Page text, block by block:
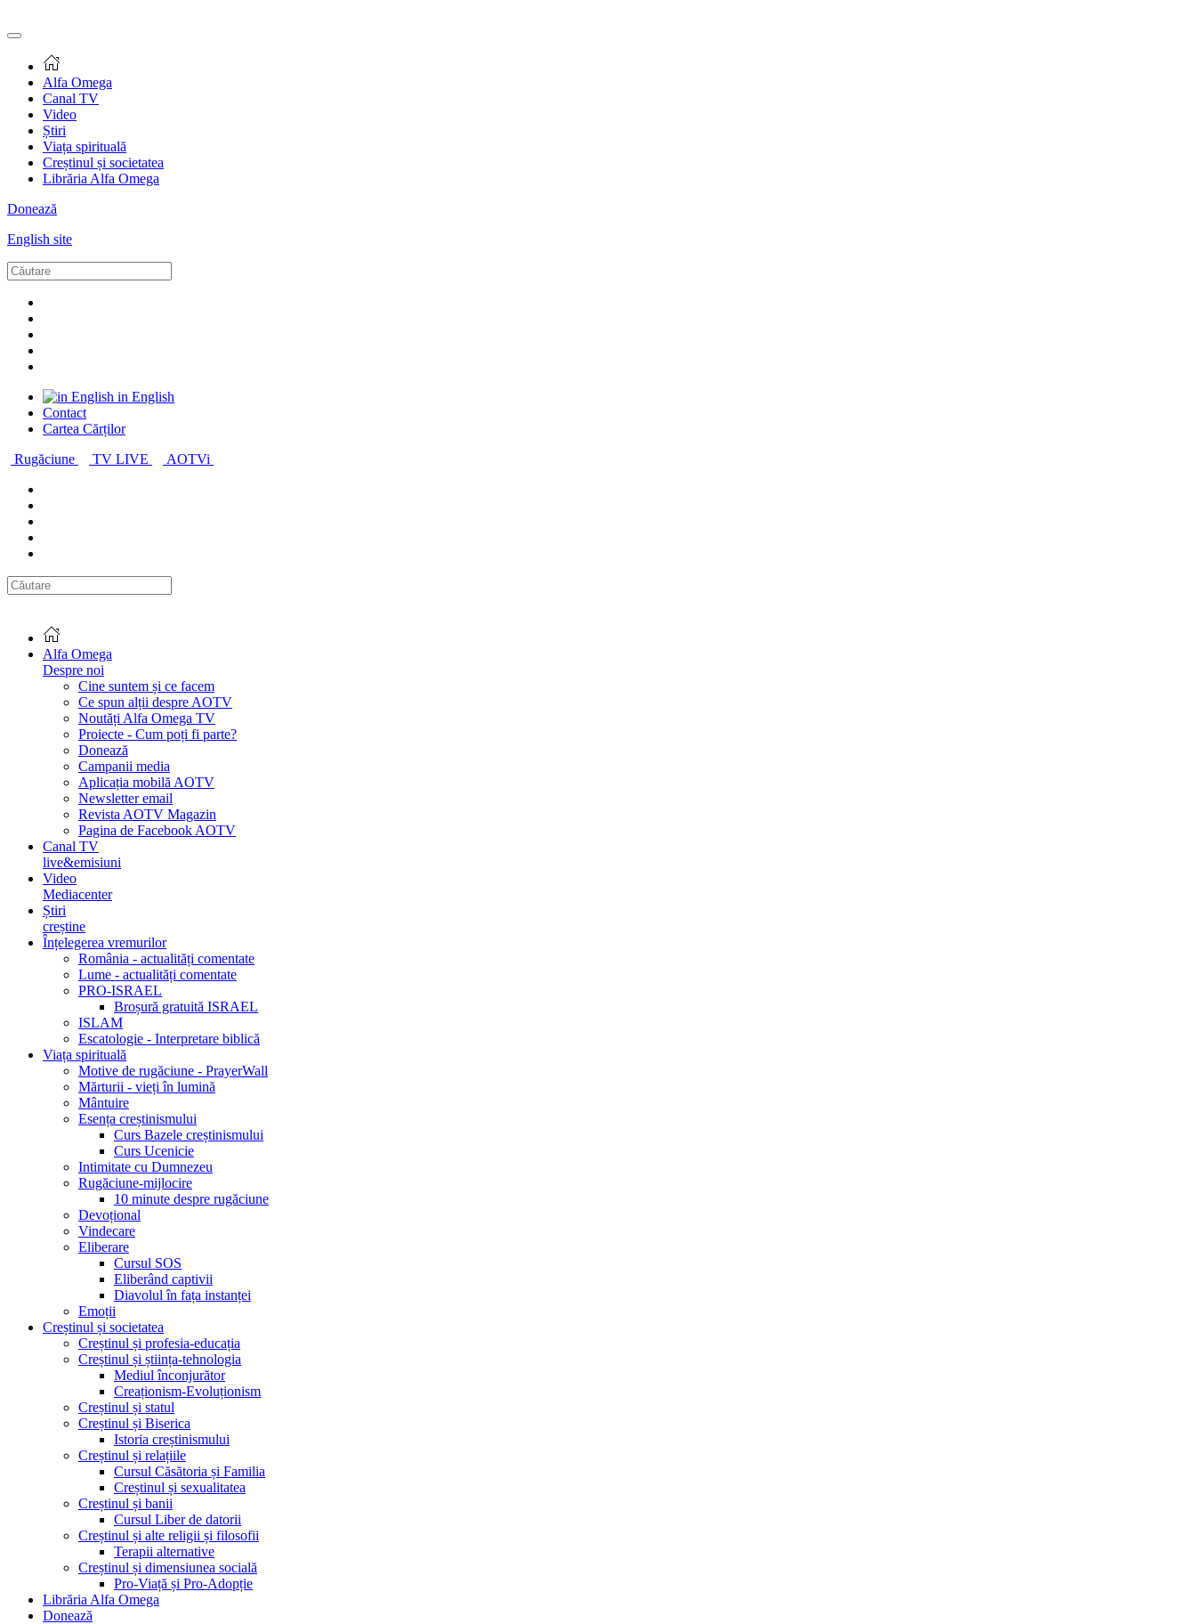
Alfa Omega
Canal TV
Video
Știri
Viața spirituală
Creștinul și societatea
Librăria Alfa Omega
Donează
English site
in English
Contact
Cartea Cărților
Rugăciune
TV LIVE AOTVi
Alfa Omega
Despre noi
Cine suntem și ce facem
Ce spun alții despre AOTV
Noutăți Alfa Omega TV
Proiecte - Cum poți fi parte?
Donează
Campanii media
Aplicația mobilă AOTV
Newsletter email
Revista AOTV Magazin
Pagina de Facebook AOTV
Canal TV
live&emisiuni
Video
Mediacenter
Știri
creștine
Înțelegerea vremurilor
România - actualități comentate
Lume - actualități comentate
PRO-ISRAEL
Broșură gratuită ISRAEL
ISLAM
Escatologie - Interpretare biblică
Viața spirituală
Motive de rugăciune - PrayerWall
Mărturii - vieți în lumină
Mântuire
Esența creștinismului
Curs Bazele creștinismului
Curs Ucenicie
Intimitate cu Dumnezeu
Rugăciune-mijlocire
10 minute despre rugăciune
Devoțional
Vindecare
Eliberare
Cursul SOS
Eliberând captivii
Diavolul în fața instanței
Emoții
Creștinul și societatea
Creștinul și profesia-educația
Creștinul și știința-tehnologia
Mediul înconjurător
Creaționism-Evoluționism
Creștinul și statul
Creștinul și Biserica
Istoria creștinismului
Creștinul și relațiile
Cursul Căsătoria și Familia
Creștinul și sexualitatea
Creștinul și banii
Cursul Liber de datorii
Creștinul și alte religii și filosofii
Terapii alternative
Creștinul și dimensiunea socială
Pro-Viață și Pro-Adopție
Librăria Alfa Omega
Donează